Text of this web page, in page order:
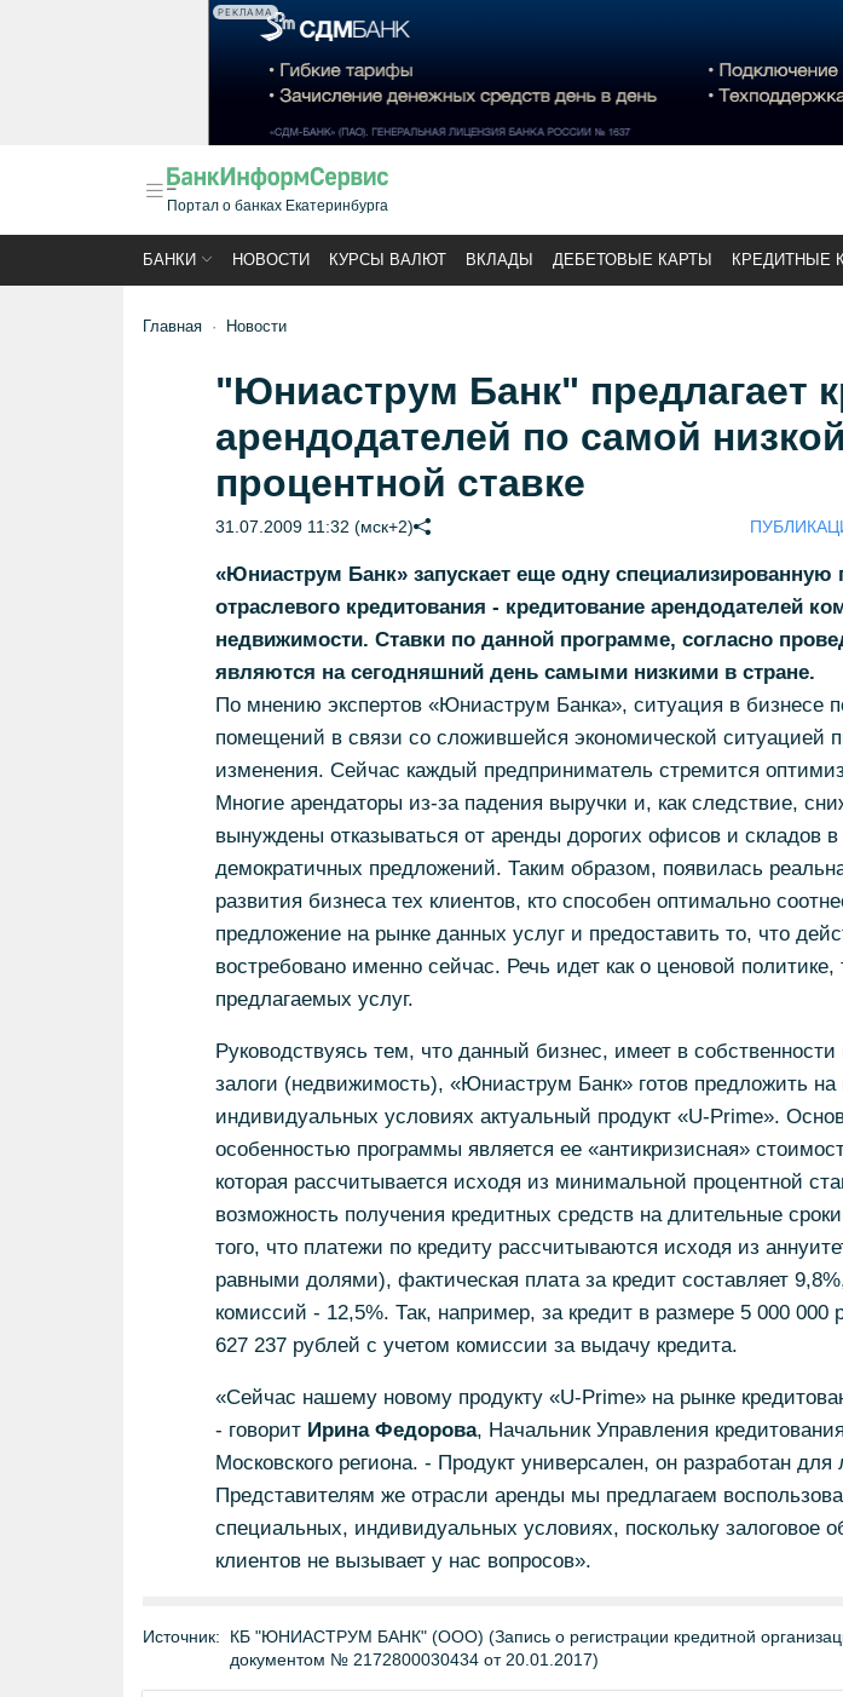
РЕКЛАМА
Портал о банках Екатеринбурга
БАНКИ НОВОСТИ КУРСЫ ВАЛЮТ ВКЛАДЫ ДЕБЕТОВЫЕ КАРТЫ КРЕДИТНЫЕ
Главная Новости
"Юниаструм Банк" предлагает
арендодателей по самой
процентной ставке
31.07.2009 11:32 (мск+2)
«Юниаструм Банк» запускает еще одну специализированную
отраслевого кредитования - кредитование арендодателей
недвижимости. Ставки по данной программе, согласно
являются на сегодняшний день самыми низкими в стране.
По мнению экспертов «Юниаструм Банка», ситуация в бизнесе
помещений в связи со сложившейся экономической ситуацией
изменения. Сейчас каждый предприниматель стремится
Многие арендаторы из-за падения выручки и, как следствие,
вынуждены отказываться от аренды дорогих офисов и складов
демократичных предложений. Таким образом, появилась
развития бизнеса тех клиентов, кто способен оптимально
предложение на рынке данных услуг и предоставить то, что
востребовано именно сейчас. Речь идет как о ценовой политике,
предлагаемых услуг.
Руководствуясь тем, что данный бизнес, имеет в
залоги (недвижимость), «Юниаструм Банк» готов предложить
индивидуальных условиях актуальный продукт «U-Prime».
особенностью программы является ее «антикризисная»
которая рассчитывается исходя из минимальной процентной
возможность получения кредитных средств на длительные
того, что платежи по кредиту рассчитываются исходя из
равными долями), фактическая плата за кредит составляет
комиссий - 12,5%. Так, например, за кредит в размере 5 000 000
627 237 рублей с учетом комиссии за выдачу кредита.
«Сейчас нашему новому продукту «U-Prime» на рынке
- говорит Ирина Федорова, Начальник Управления
Московского региона. - Продукт универсален, он разработан
Представителям же отрасли аренды мы предлагаем
специальных, индивидуальных условиях, поскольку залоговое
клиентов не вызывает у нас вопросов».
Источник:
КБ "ЮНИАСТРУМ БАНК" (ООО) (Запись о регистрации кредитной
документом № 2172800030434 от 20.01.2017)